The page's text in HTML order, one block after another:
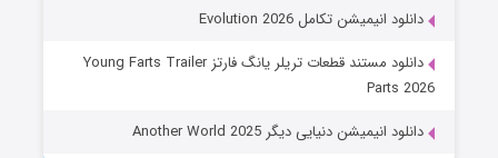
دانلود انیمیشن تکامل Evolution 2026
دانلود مستند قطعات تریلر یانگ فارتز Young Farts Trailer
Parts 2026
دانلود انیمیشن دنیایی دیگر Another World 2025